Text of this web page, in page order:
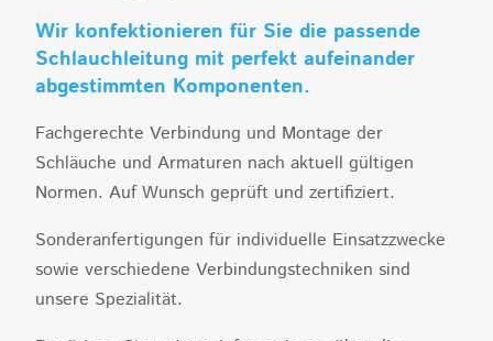
Wir konfektionieren für Sie die passende
Schlauchleitung mit perfekt aufeinander
abgestimmten Komponenten.
Fachgerechte Verbindung und Montage der
Schläuche und Armaturen nach aktuell gültigen
Normen. Auf Wunsch geprüft und zertifiziert.
Sonderanfertigungen für individuelle Einsatzzwecke
sowie verschiedene Verbindungstechniken sind
unsere Spezialität.